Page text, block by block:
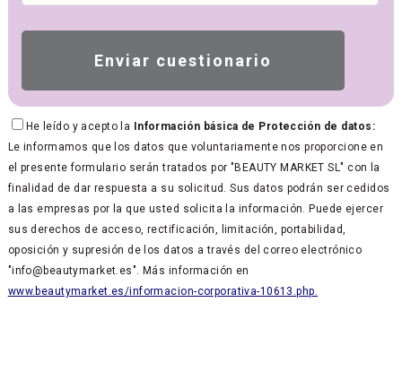
He leído y acepto la Información básica de Protección de datos:
Le informamos que los datos que voluntariamente nos proporcione en
el presente formulario serán tratados por "BEAUTY MARKET SL" con la
finalidad de dar respuesta a su solicitud. Sus datos podrán ser cedidos
a las empresas por la que usted solicita la información. Puede ejercer
sus derechos de acceso, rectificación, limitación, portabilidad,
oposición y supresión de los datos a través del correo electrónico
"info@beautymarket.es". Más información en
www.beautymarket.es/informacion-corporativa-10613.php.